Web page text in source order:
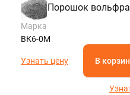
Порошок
Марка
ВК6-0М
Узнать цену В